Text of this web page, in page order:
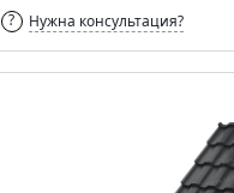
Нужна консультация?